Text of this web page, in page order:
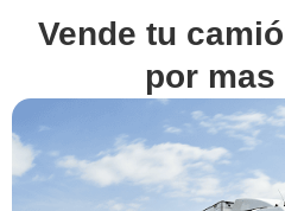
Vende tu
por mas